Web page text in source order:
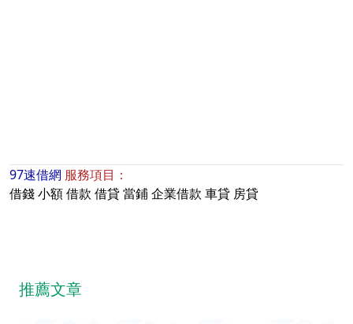
97速借網 服務項目：
借錢小額借款 借貸當鋪企業借款 車貸 房貸
推薦文章